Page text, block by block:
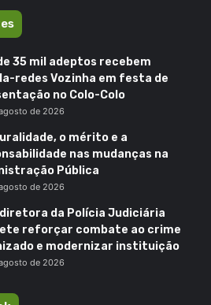
35 mil adeptos recebem
redes Vozinha em festa de
no Colo-Colo
de 2026
o mérito e a
nas mudanças na
Pública
de 2026
diretora da Polícia Judiciária
reforçar combate ao crime
e modernizar instituição
de 2026